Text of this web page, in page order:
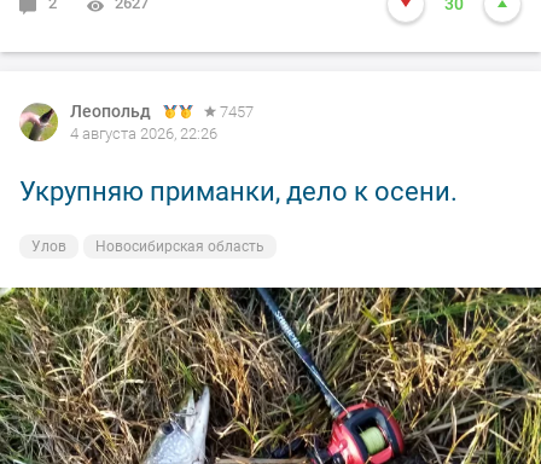
Леопольд
7457
4 августа 2026, 22:26
Укрупняю приманки, дело к осени.
Улов Новосибирская область